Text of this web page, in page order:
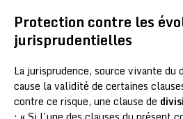
Protection contre les
jurisprudentielles
La jurisprudence, source vivante
cause la validité de certaines
contre ce risque, une clause de